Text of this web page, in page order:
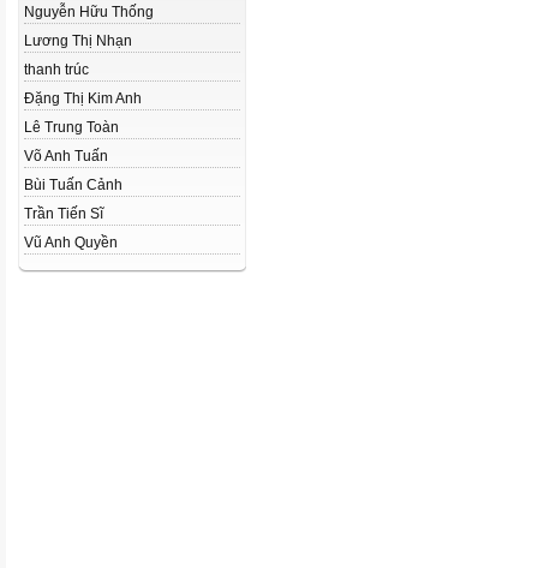
Nguyễn Hữu Thống
Lương Thị Nhạn
thanh trúc
Đặng Thị Kim Anh
Lê Trung Toàn
Võ Anh Tuấn
Bùi Tuấn Cảnh
Trần Tiến Sĩ
Vũ Anh Quyền